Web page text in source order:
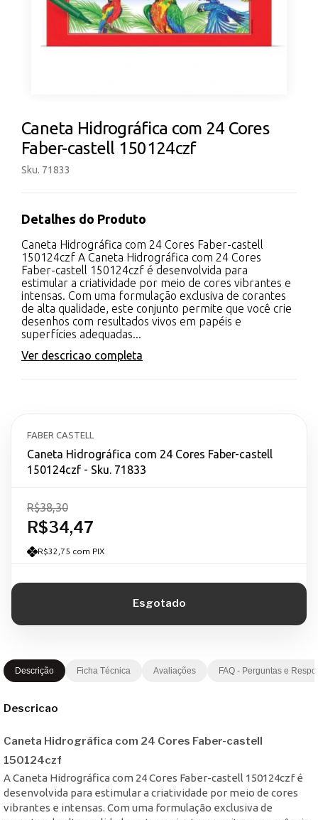
Caneta Hidrográfica com 24 Cores
Faber-castell 150124czf
Sku. 71833
Detalhes do Produto
Caneta Hidrográfica com 24 Cores Faber-castell
150124czf A Caneta Hidrográfica com 24 Cores
Faber-castell 150124czf é desenvolvida para
estimular a criatividade por meio de cores vibrantes e
intensas. Com uma formulação exclusiva de corantes
de alta qualidade, este conjunto permite que você crie
desenhos com resultados vivos em papéis e
superfícies adequadas...
Ver descricao completa
FABER CASTELL
Caneta Hidrográfica com 24 Cores Faber-castell
150124czf - Sku. 71833
R$34,47
R$38,30
R$32,75 com PIX
Descrição Ficha Técnica Avaliações FAQ - Perguntas e
Descricao
Caneta Hidrográfica com 24 Cores Faber-castell
150124czf
A Caneta Hidrográfica com 24 Cores Faber-castell 150124czf é
desenvolvida para estimular a criatividade por meio de cores
vibrantes e intensas. Com uma formulação exclusiva de